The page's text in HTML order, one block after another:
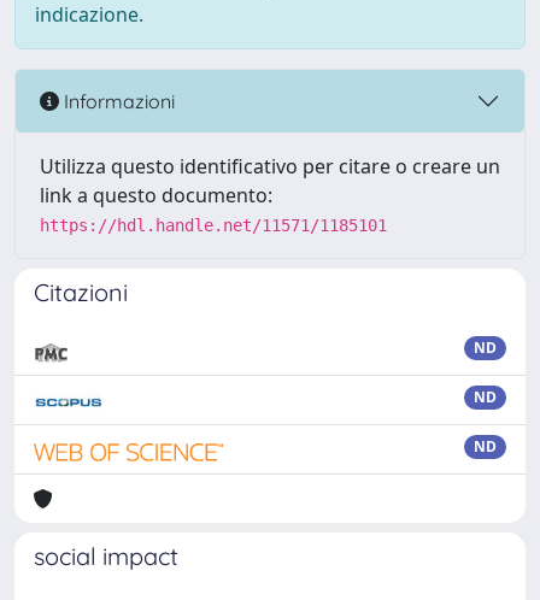
indicazione.
Informazioni
Utilizza questo identificativo per citare o creare un
link a questo documento:
https://hdl.handle.net/11571/1185101
Citazioni
ND
ND
ND
social impact